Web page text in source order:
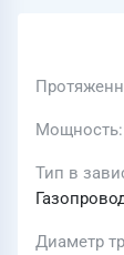
Мощность
Тип в
Диаметр